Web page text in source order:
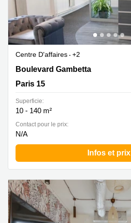
Centre D'affaires
+2
22 boulevard Gambetta, Paris 15
Boulevard Gambetta
Paris 15
Superficie:
10 - 140 m²
Contact pour le prix:
N/A
Infos et prix